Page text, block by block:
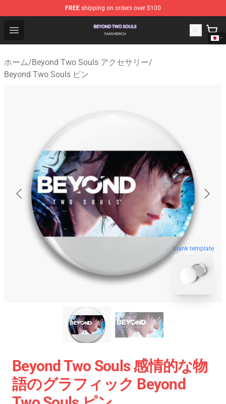
FREE shipping on orders over $100
Open menu
Beyond Two Souls Shop - Official Beyond Two Souls
ホーム/Beyond Two Souls アクセサリー/
Beyond Two Souls ピン
blank template
Beyond Two Souls 感情的な物
語のグラフィック Beyond